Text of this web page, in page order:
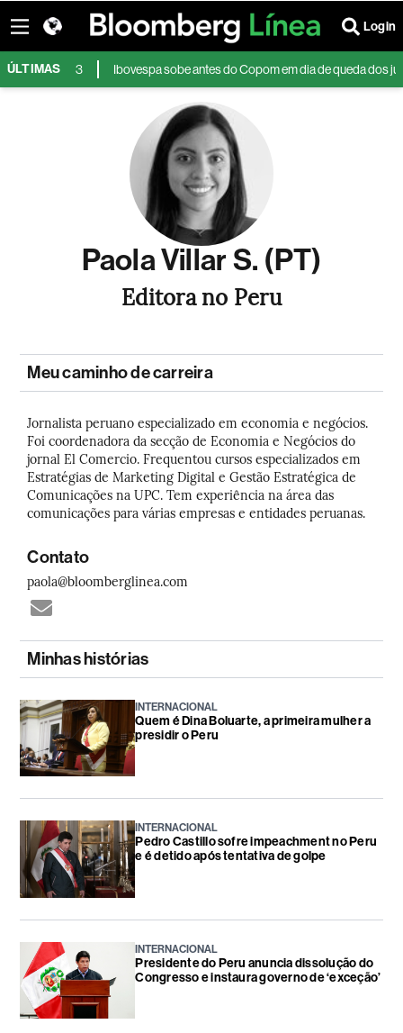
Login
ÚLTIMAS
a R$ 5,13 Ibovespa sobe antes do Copom em dia de queda dos
Paola Villar S. (PT)
Editora no Peru
Meu caminho de carreira
Jornalista peruano especializado em economia e negócios.
Foi coordenadora da secção de Economia e Negócios do
jornal El Comercio. Frequentou cursos especializados em
Estratégias de Marketing Digital e Gestão Estratégica de
Comunicações na UPC. Tem experiência na área das
comunicações para várias empresas e entidades peruanas.
Contato
paola@bloomberglinea.com
Minhas histórias
INTERNACIONAL
Quem é Dina Boluarte, a primeira mulher a
presidir o Peru
INTERNACIONAL
Pedro Castillo sofre impeachment no Peru
e é detido após tentativa de golpe
INTERNACIONAL
Presidente do Peru anuncia dissolução do
Congresso e instaura governo de ‘exceção’